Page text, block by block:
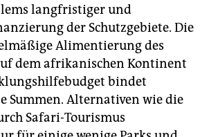
langfristiger und
der Schutzgebiete. Die
Alimentierung des
dem afrikanischen Kontinent
bindet
Summen. Alternativen wie die
Safari-Tourismus